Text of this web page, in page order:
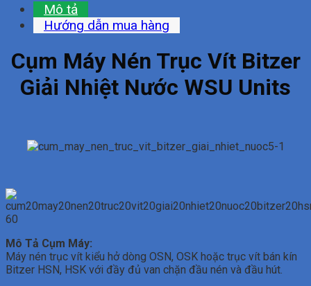
Mô tả
Hướng dẫn mua hàng
Cụm Máy Nén Trục Vít Bitzer
Giải Nhiệt Nước WSU Units
Mô Tả Cụm Máy:
Máy nén trục vít kiểu hở dòng OSN, OSK hoặc trục vít bán kín
Bitzer HSN, HSK với đầy đủ van chặn đầu nén và đầu hút.